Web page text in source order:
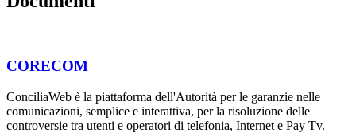
CORECOM
ConciliaWeb è la piattaforma dell'Autorità per le garanzie nelle
comunicazioni, semplice e interattiva, per la risoluzione delle
controversie tra utenti e operatori di telefonia, Internet e Pay Tv.